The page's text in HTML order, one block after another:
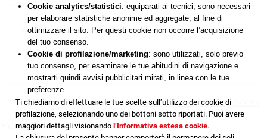
Informativa privacy policy
policy
Cookie analytics/statistici: equiparati ai tecnici, sono necessari
per elaborare statistiche anonime ed aggregate, al fine di
ottimizzare il sito. Per questi cookie non occorre l’acquisizione
del tuo consenso.
Cookie di profilazione/marketing: sono utilizzati, solo previo
tuo consenso, per esaminare le tue abitudini di navigazione e
mostrarti quindi avvisi pubblicitari mirati, in linea con le tue
preferenze.
Ti chiediamo di effettuare le tue scelte sull’utilizzo dei cookie di
profilazione, selezionando uno dei bottoni sotto riportati. Puoi avere
maggiori dettagli visionandol’Informativa estesa cookie.